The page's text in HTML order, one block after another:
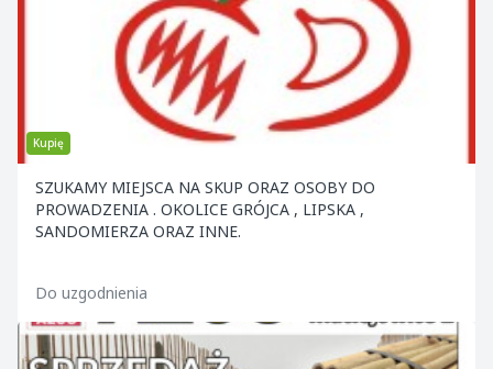
Kupię
SZUKAMY MIEJSCA NA SKUP ORAZ OSOBY DO
PROWADZENIA . OKOLICE GRÓJCA , LIPSKA ,
SANDOMIERZA ORAZ INNE.
Do uzgodnienia